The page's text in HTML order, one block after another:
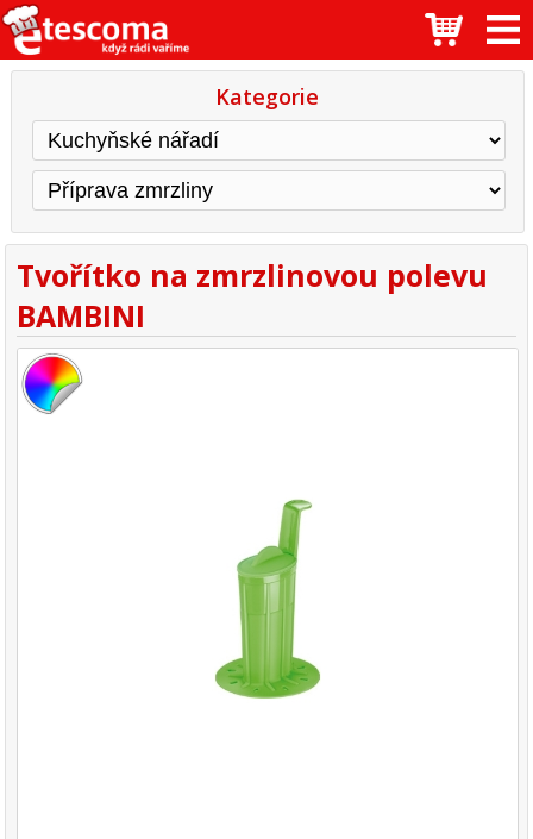
Kategorie
Tvořítko na zmrzlinovou polevu
BAMBINI